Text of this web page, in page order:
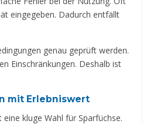
eingegeben. Dadurch entfällt
genau geprüft werden.
Einschränkungen. Deshalb ist
mit Erlebniswert
eine kluge Wahl für Sparfüchse.